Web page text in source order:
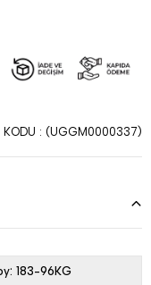
KODU (UGGM0000337)
183-96KG